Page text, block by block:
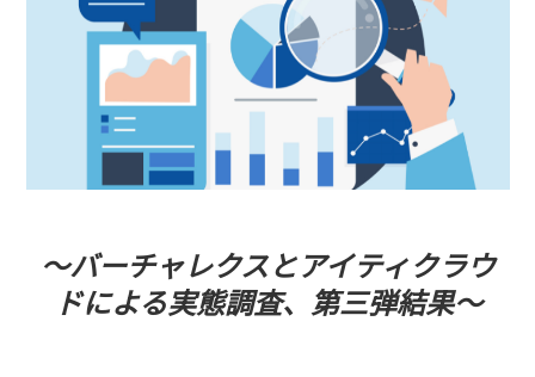
～バーチャレクスとアイティクラウ
ドによる実態調査、第三弾結果～